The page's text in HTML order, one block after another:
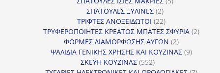
ΣΠΑΤΟΥΛΕΣ ΞΥΛΙΝΕΣ 22
προϊόντα
ΤΡΙΦΤΕΣ ΑΝΟΞΕΙΔΩΤΟΙ 2222
προϊόντα
ΤΡΥΦΕΡΟΠΟΙΗΤΕΣ ΚΡΕΑΤΟΣ ΜΠΑΤΕΣ ΣΦΥΡΙΑ 22
ΦΟΡΜΕΣ ΔΙΑΜΟΡΦΩΣΗΣ ΑΥΓΩΝ 22
προϊόντα
ΨΑΛΙΔΙΑ ΓΕΝΙΚΗΣ ΧΡΗΣΗΣ ΚΑΙ ΚΟΥΖΙΝΑΣ 99
ΣΚΕΥΗ ΚΟΥΖΙΝΑΣ 552552